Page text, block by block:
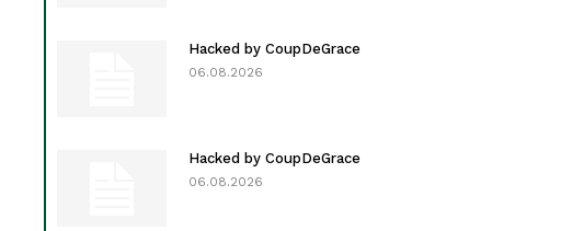
Hacked by CoupDeGrace
06.08.2026
Hacked by CoupDeGrace
06.08.2026